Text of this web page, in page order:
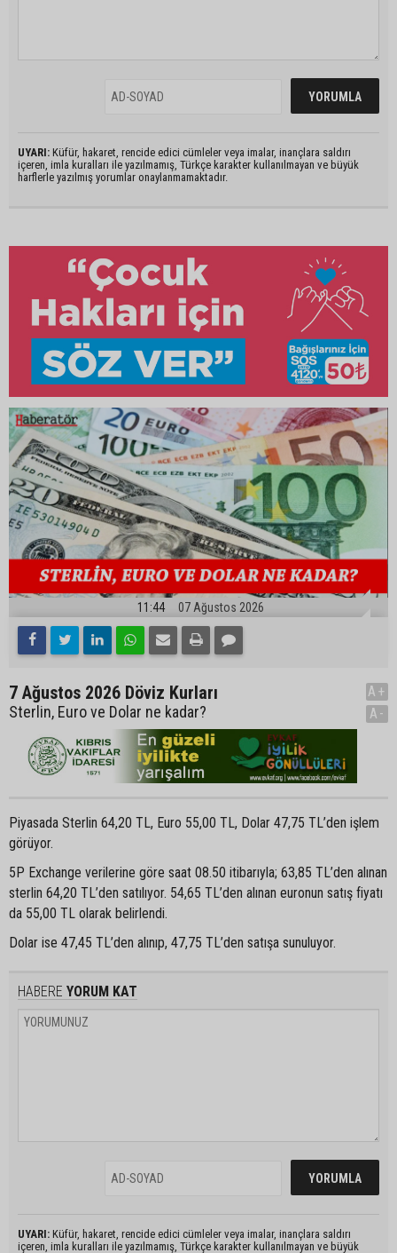
UYARI: Küfür, hakaret, rencide edici cümleler veya imalar, inançlara saldırı
içeren, imla kuralları ile yazılmamış, Türkçe karakter kullanılmayan ve büyük
harflerle yazılmış yorumlar onaylanmamaktadır.
11:44 07 Ağustos 2026
7 Ağustos 2026 Döviz Kurları
Sterlin, Euro ve Dolar ne kadar?
A+
A-
Piyasada Sterlin 64,20 TL, Euro 55,00 TL, Dolar 47,75 TL’den işlem
görüyor.
5P Exchange verilerine göre saat 08.50 itibarıyla; 63,85 TL’den alınan
sterlin 64,20 TL’den satılıyor. 54,65 TL’den alınan euronun satış fiyatı
da 55,00 TL olarak belirlendi.
Dolar ise 47,45 TL’den alınıp, 47,75 TL’den satışa sunuluyor.
HABERE YORUM KAT
UYARI: Küfür, hakaret, rencide edici cümleler veya imalar, inançlara saldırı
içeren, imla kuralları ile yazılmamış, Türkçe karakter kullanılmayan ve büyük